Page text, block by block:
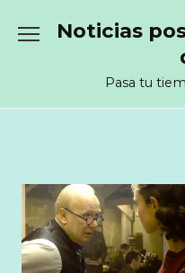
Noticias
Pasa tu